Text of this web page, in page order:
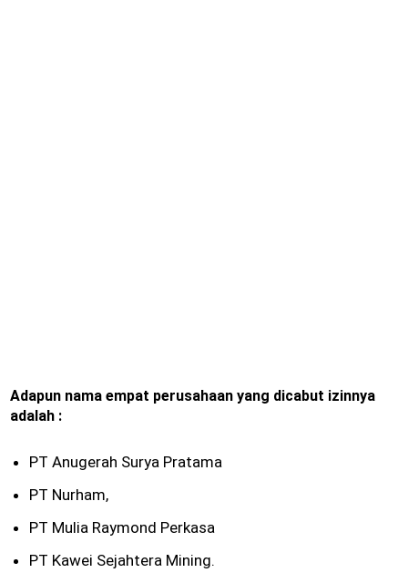
Adapun nama empat perusahaan yang dicabut izinnya
adalah :
PT Anugerah Surya Pratama
PT Nurham,
PT Mulia Raymond Perkasa
PT Kawei Sejahtera Mining.